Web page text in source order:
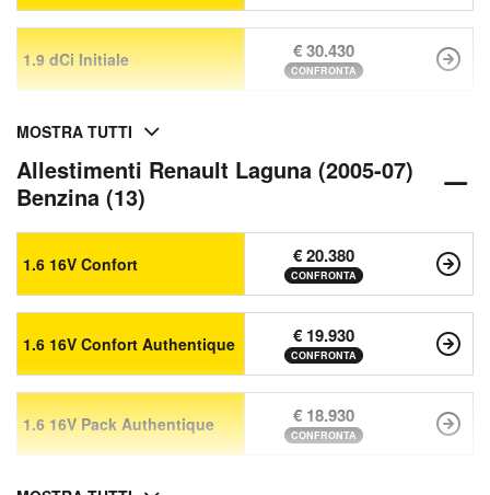
1.9 dCi Initiale € 30.430
CONFRONTA
MOSTRA TUTTI
Allestimenti Renault Laguna (2005-07)
Benzina (13)
1.6 16V Confort € 20.380
CONFRONTA
1.6 16V Confort Authentique € 19.930
CONFRONTA
1.6 16V Pack Authentique € 18.930
CONFRONTA